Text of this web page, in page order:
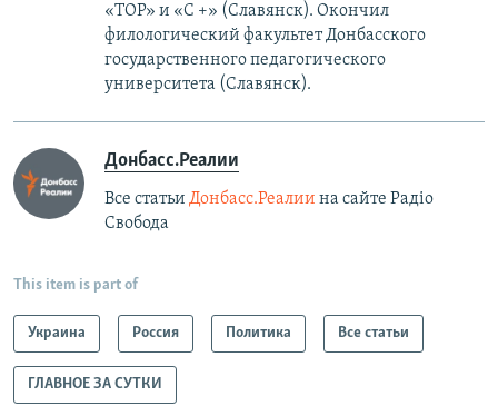
«ТОР» и «С +» (Славянск). Окончил
филологический факультет Донбасского
государственного педагогического
университета (Славянск).
Донбасс.Реалии
Все статьи Донбасс.Реалии на сайте Радіо
Свобода
This item is part of
Украина Россия Политика Все статьи
ГЛАВНОЕ ЗА СУТКИ